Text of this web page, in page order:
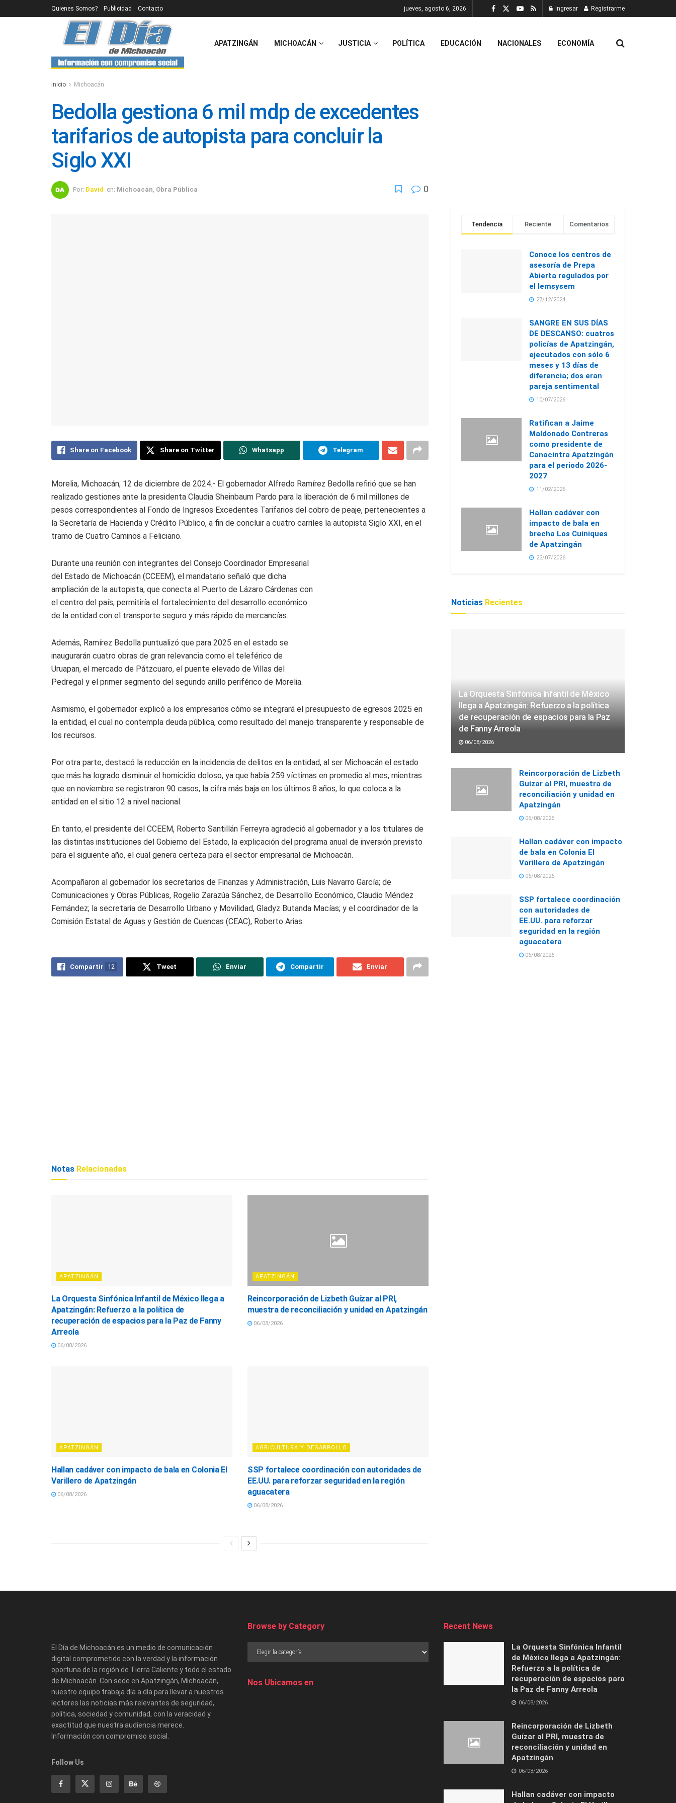
Quienes Somos? Publicidad Contacto jueves, agosto 6, 2026 Ingresar Registrarme
APATZINGÁN MICHOACÁN JUSTICIA POLÍTICA EDUCACIÓN NACIONALES ECONOMÍA
Inicio Michoacán
Bedolla gestiona 6 mil mdp de excedentes
tarifarios de autopista para concluir la
Siglo XXI
Por: David en: Michoacán Obra Pública 0
Share on Facebook Share on Twitter Whatsapp Telegram
Morelia, Michoacán, 12 de diciembre de 2024.- El gobernador Alfredo Ramírez Bedolla refirió que se han
realizado gestiones ante la presidenta Claudia Sheinbaum Pardo para la liberación de 6 mil millones de
pesos correspondientes al Fondo de Ingresos Excedentes Tarifarios del cobro de peaje, pertenecientes a
la Secretaría de Hacienda y Crédito Público, a fin de concluir a cuatro carriles la autopista Siglo XXI, en el
tramo de Cuatro Caminos a Feliciano.
Durante una reunión con integrantes del Consejo Coordinador Empresarial
del Estado de Michoacán (CCEEM), el mandatario señaló que dicha
ampliación de la autopista, que conecta al Puerto de Lázaro Cárdenas con
el centro del país, permitiría el fortalecimiento del desarrollo económico
de la entidad con el transporte seguro y más rápido de mercancías.
Además, Ramírez Bedolla puntualizó que para 2025 en el estado se
inaugurarán cuatro obras de gran relevancia como el teleférico de
Uruapan, el mercado de Pátzcuaro, el puente elevado de Villas del
Pedregal y el primer segmento del segundo anillo periférico de Morelia.
Asimismo, el gobernador explicó a los empresarios cómo se integrará el presupuesto de egresos 2025 en
la entidad, el cual no contempla deuda pública, como resultado del manejo transparente y responsable de
los recursos.
Por otra parte, destacó la reducción en la incidencia de delitos en la entidad, al ser Michoacán el estado
que más ha logrado disminuir el homicidio doloso, ya que había 259 víctimas en promedio al mes, mientras
que en noviembre se registraron 90 casos, la cifra más baja en los últimos 8 años, lo que coloca a la
entidad en el sitio 12 a nivel nacional.
En tanto, el presidente del CCEEM, Roberto Santillán Ferreyra agradeció al gobernador y a los titulares de
las distintas instituciones del Gobierno del Estado, la explicación del programa anual de inversión previsto
para el siguiente año, el cual genera certeza para el sector empresarial de Michoacán.
Acompañaron al gobernador los secretarios de Finanzas y Administración, Luis Navarro García; de
Comunicaciones y Obras Públicas, Rogelio Zarazúa Sánchez, de Desarrollo Económico, Claudio Méndez
Fernández; la secretaria de Desarrollo Urbano y Movilidad, Gladyz Butanda Macías; y el coordinador de la
Comisión Estatal de Aguas y Gestión de Cuencas (CEAC), Roberto Arias.
Compartir 12 Tweet Enviar Compartir Enviar
Notas Relacionadas
APATZINGÁN
La Orquesta Sinfónica Infantil de México llega a
Apatzingán: Refuerzo a la política de
recuperación de espacios para la Paz de Fanny
Arreola
06/08/2026
APATZINGÁN
Reincorporación de Lizbeth Guízar al PRI,
muestra de reconciliación y unidad en Apatzingán
06/08/2026
APATZINGÁN
Hallan cadáver con impacto de bala en Colonia El
Varillero de Apatzingán
06/08/2026
AGRICULTURA Y DESARROLLO
SSP fortalece coordinación con autoridades de
EE.UU. para reforzar seguridad en la región
aguacatera
06/08/2026
Tendencia Reciente Comentarios
Conoce los centros de
asesoría de Prepa
Abierta regulados por
el Iemsysem
27/12/2024
SANGRE EN SUS DÍAS
DE DESCANSO: cuatros
policías de Apatzingán,
ejecutados con sólo 6
meses y 13 días de
diferencia; dos eran
pareja sentimental
10/07/2026
Ratifican a Jaime
Maldonado Contreras
como presidente de
Canacintra Apatzingán
para el periodo 2026-
2027
11/02/2026
Hallan cadáver con
impacto de bala en
brecha Los Cuiniques
de Apatzingán
23/07/2026
Noticias Recientes
La Orquesta Sinfónica Infantil de México
llega a Apatzingán: Refuerzo a la política
de recuperación de espacios para la Paz
de Fanny Arreola
06/08/2026
Reincorporación de Lizbeth
Guízar al PRI, muestra de
reconciliación y unidad en
Apatzingán
06/08/2026
Hallan cadáver con impacto
de bala en Colonia El
Varillero de Apatzingán
06/08/2026
SSP fortalece coordinación
con autoridades de
EE.UU. para reforzar
seguridad en la región
aguacatera
06/08/2026
El Día de Michoacán es un medio de comunicación
digital comprometido con la verdad y la información
oportuna de la región de Tierra Caliente y todo el estado
de Michoacán. Con sede en Apatzingán, Michoacán,
nuestro equipo trabaja día a día para llevar a nuestros
lectores las noticias más relevantes de seguridad,
política, sociedad y comunidad, con la veracidad y
exactitud que nuestra audiencia merece.
Información con compromiso social.
Follow Us
Browse by Category
Nos Ubicamos en
Recent News
La Orquesta Sinfónica Infantil
de México llega a Apatzingán:
Refuerzo a la política de
recuperación de espacios para
la Paz de Fanny Arreola
06/08/2026
Reincorporación de Lizbeth
Guízar al PRI, muestra de
reconciliación y unidad en
Apatzingán
06/08/2026
Hallan cadáver con impacto